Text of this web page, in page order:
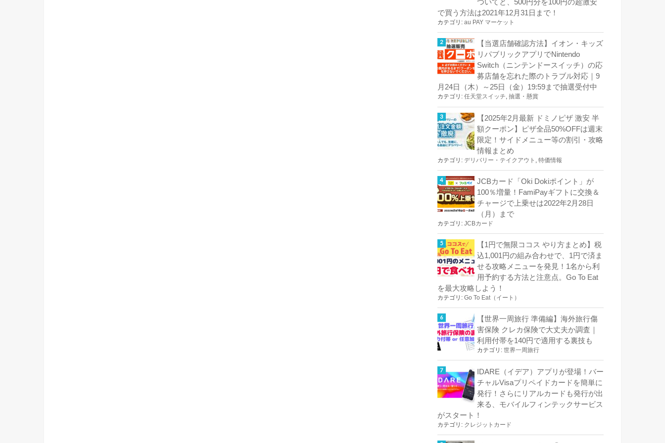
ついてと、500円分を100円の超激安
で買う方法は2021年12月31日まで！
カテゴリ: au PAY マーケット
【当選店舗確認方法】イオン・キッズ
リパブリックアプリでNintendo
Switch（ニンテンドースイッチ）の応
募店舗を忘れた際のトラブル対応｜9
月24日（木）～25日（金）19:59まで抽選受付中
カテゴリ: 任天堂スイッチ, 抽選・懸賞
【2025年2月最新 ドミノピザ 激安 半
額クーポン】ピザ全品50%OFFは週末
限定！サイドメニュー等の割引・攻略
情報まとめ
カテゴリ: デリバリー・テイクアウト 特価情報
JCBカード「Oki Dokiポイント」が
100％増量！FamiPayギフトに交換＆
チャージで上乗せは2022年2月28日
（月）まで
カテゴリ: JCBカード
【1円で無限ココス やり方まとめ】税
込1,001円の組み合わせで、1円で済ま
せる攻略メニューを発見！1名から利
用予約する方法と注意点。Go To Eat
を最大攻略しよう！
カテゴリ: Go To Eat（イート）
【世界一周旅行 準備編】海外旅行傷
害保険 クレカ保険で大丈夫か調査｜
利用付帯を140円で適用する裏技も
カテゴリ: 世界一周旅行
IDARE（イデア）アプリが登場！バー
チャルVisaプリペイドカードを簡単に
発行！さらにリアルカードも発行が出
来る、モバイルフィンテックサービス
がスタート！
カテゴリ: クレジットカード